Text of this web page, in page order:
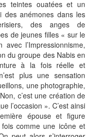
teintes ouatées et un
des anémones dans les
des anges de
de jeunes filles « sur le
l’Impressionnisme,
du groupe des Nabis en
à la fois réelle et
plus une sensation
une photographie,
c’est une création de
l’occasion ». C’est ainsi
épouse et figure
comme une icône et